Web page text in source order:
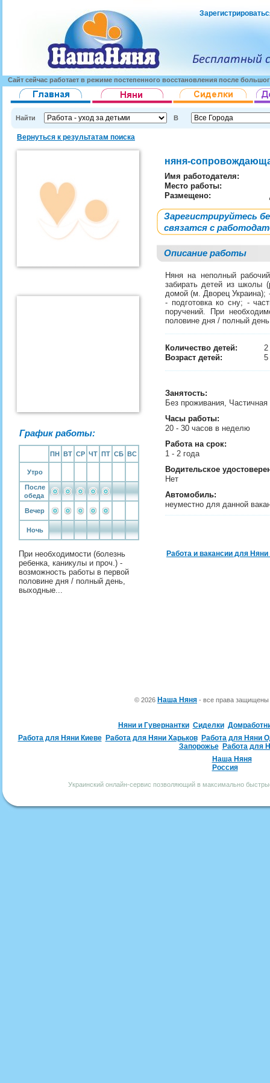
Сайт сейчас работает в режиме постепенного восстановления после
Найти В
Вернуться к результатам поиска
График работы:
ПН ВТ СР ЧТ ПТ СБ ВС
Утро
После
обеда
Вечер
Ночь
При необходимости (болезнь
ребенка, каникулы и проч.) -
возможность работы в первой
половине дня / полный день,
выходные...
няня-
Имя работодателя:
Место работы:
Размещено:
Зарегистрируйтесь
связатся с
Описание работы
Няня на неполный
забирать детей из школы
домой (м. Дворец Украина);
- подготовка ко сну; -
поручений. При
половине дня / полный
Количество детей:
2
Возраст детей:
Занятость:
Без проживания, Частичная
Часы работы:
20 - 30 часов в неделю
Работа на срок:
1 - 2 года
Водительское
Нет
Автомобиль:
неуместно для данной
Работа и вакансии для
© 2026 Наша Няня - все права
Няни и Гувернантки Сиделки
Работа для Няни Киеве
Работа для Няни Харьков
Работа для Няни
Запорожье
Работа для
Наша Няня
Россия
Украинский онлайн-сервис позволяющий в максимально